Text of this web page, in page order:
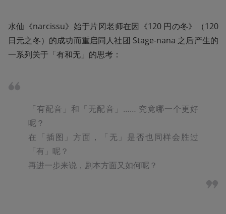
水仙《narcissu》始于片冈老师在因《120 円の冬》（120
日元之冬）的成功而重启同人社团 Stage-nana 之后产生的
一系列关于「有和无」的思考：
「有配音」和「无配音」…… 究竟哪一个更好
呢？
在「插图」方面，「无」是否也同样会胜过
「有」呢？
再进一步来说，剧本方面又如何呢？